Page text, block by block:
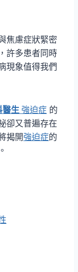
焦慮症狀緊密
許多患者同時
現象值得我們
醫生 強迫症 的
卻又普遍存在
揭開強迫症的